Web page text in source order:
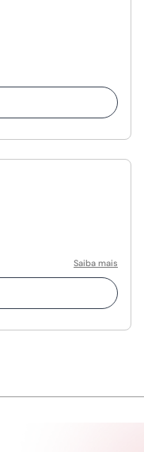
Saiba mais